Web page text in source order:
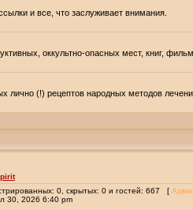
и все, что заслуживает внимания.
оккультно-опасных мест, книг,
лично (!) рецептов народных методов
0, скрытых: 0 и гостей: 667 [
30, 2026 6:40 pm